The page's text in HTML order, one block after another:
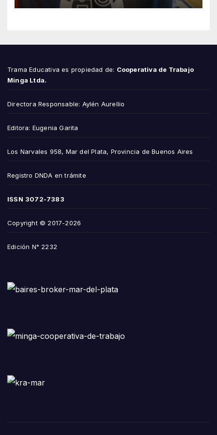
Trama Educativa es propiedad de: Cooperativa de Trabajo
Minga Ltda.
Directora Responsable: Aylén Aurellio
Editora: Eugenia Garita
Los Narvales 958, Mar del Plata, Provincia de Buenos Aires
Registro DNDA en trámite
ISSN 3072-7383
Copyright © 2017-2026
Edición N° 2232